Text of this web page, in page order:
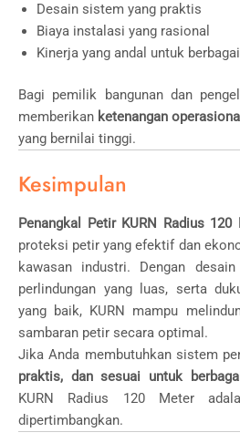
Desain sistem yang praktis
Biaya instalasi yang rasional
Kinerja yang andal untuk
Bagi pemilik bangunan dan
memberikan ketenangan operasional
yang bernilai tinggi.
Kesimpulan
Penangkal Petir KURN Radius 120
proteksi petir yang efektif dan
kawasan industri. Dengan
perlindungan yang luas, serta
yang baik, KURN mampu
sambaran petir secara optimal.
Jika Anda membutuhkan sistem
praktis, dan sesuai untuk
KURN Radius 120 Meter
dipertimbangkan.